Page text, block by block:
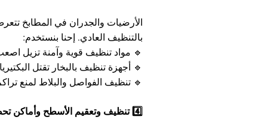
الأرضيات والجدران في المطابخ
بالتنظيف العادي. إحنا بنستخدم:
🔹 مواد تنظيف قوية وآمنة تزيل
🔹 أجهزة تنظيف بالبخار تقتل
🔹 تنظيف الفواصل والبلاط لمنع
4️⃣ تنظيف وتعقيم الأسطح وأماكن تحضير الطعام – لأن صحتك الأهم